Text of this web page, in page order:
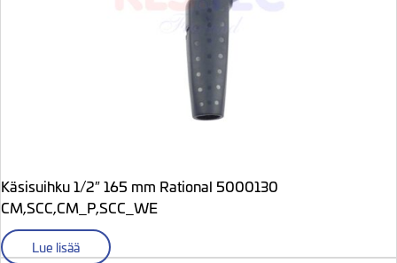
Käsisuihku 1/2″ 165 mm Rational 5000130
CM,SCC,CM_P,SCC_WE
Lue lisää